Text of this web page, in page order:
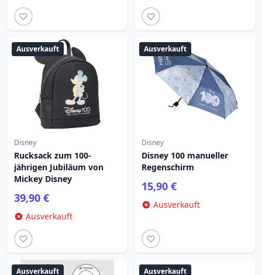
Ausverkauft
Disney
Rucksack zum 100-
jährigen Jubiläum von
Mickey Disney
39,90 €
Ausverkauft
Ausverkauft
Disney
Disney 100 manueller
Regenschirm
15,90 €
Ausverkauft
Ausverkauft Ausverkauft